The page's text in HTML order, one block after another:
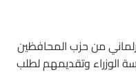
قد تعقدت الأمور فلم يجد 48 برلماني من حزب المحافظين
الوزراء وتقديمهم لطلب